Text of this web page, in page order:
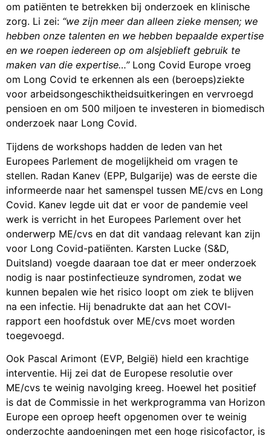
om patiënten te betrekken bij onderzoek en klinische
zorg. Li zei: “we zijn meer dan alleen zieke mensen; we
hebben onze talenten en we hebben bepaalde expertise
en we roepen iedereen op om alsjeblieft gebruik te
maken van die expertise…” Long Covid Europe vroeg
om Long Covid te erkennen als een (beroeps)ziekte
voor arbeidsongeschiktheidsuitkeringen en vervroegd
pensioen en om 500 miljoen te investeren in biomedisch
onderzoek naar Long Covid.
Tijdens de workshops hadden de leden van het
Europees Parlement de mogelijkheid om vragen te
stellen. Radan Kanev (EPP, Bulgarije) was de eerste die
informeerde naar het samenspel tussen ME/cvs en Long
Covid. Kanev legde uit dat er voor de pandemie veel
werk is verricht in het Europees Parlement over het
onderwerp ME/cvs en dat dit vandaag relevant kan zijn
voor Long Covid-patiënten. Karsten Lucke (S&D,
Duitsland) voegde daaraan toe dat er meer onderzoek
nodig is naar postinfectieuze syndromen, zodat we
kunnen bepalen wie het risico loopt om ziek te blijven
na een infectie. Hij benadrukte dat aan het COVI-
rapport een hoofdstuk over ME/cvs moet worden
toegevoegd.
Ook Pascal Arimont (EVP, België) hield een krachtige
interventie. Hij zei dat de Europese resolutie over
ME/cvs te weinig navolging kreeg. Hoewel het positief
is dat de Commissie in het werkprogramma van Horizon
Europe een oproep heeft opgenomen over te weinig
onderzochte aandoeningen met een hoge risicofactor, is